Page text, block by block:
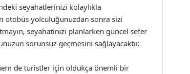
seyahatlerinizi kolaylıkla
otobüs yolculuğunuzdan sonra sizi
seyahatinizi planlarken güncel sefer
sorunsuz geçmesini sağlayacaktır.
de turistler için oldukça önemli bir